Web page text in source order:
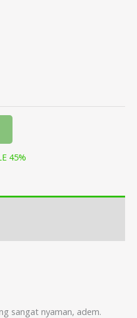
45%
sangat nyaman, adem.